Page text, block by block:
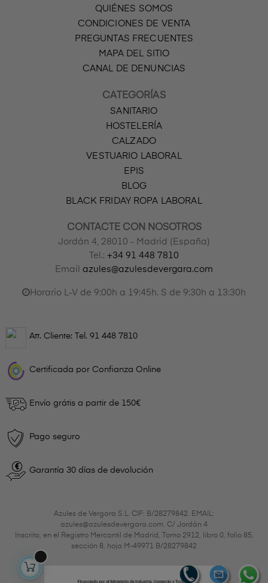
QUIÉNES SOMOS
CONDICIONES DE VENTA
PREGUNTAS FRECUENTES
MAPA DEL SITIO
CANAL DE DENUNCIAS
CATEGORÍAS
SANITARIO
HOSTELERÍA
CALZADO
VESTUARIO LABORAL
EPIS
BLOG
BLACK FRIDAY ROPA LABORAL
CONTACTE CON NOSOTROS
Jordán 4, 28010 - Madrid (España)
Tel.: +34 91 448 7810
Email azules@azulesdevergara.com
Horario L-V de 9:00h a 19:45h. S de 9:30h a 13:30h
Att. Cliente: Tel. 91 448 7810
Certificada por Confianza Online
Envío grátis a partir de 150€
Pago seguro
Garantía 30 días de devolución
Azules de Vergara S.L. CIF: B/28279842. EMAIL:
azules@azulesdevergara.com. C/ Jordán 4
Inscrita, en el Registro Mercantil de Madrid, Tomo 2912, libro 0, folio 85,
sección 8, hoja M-49971 B/28279842